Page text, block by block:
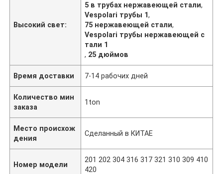
Высокий свет:
5 в трубах нержавеющей стали,
Vespolari трубы 1,
75 нержавеющей стали,
Vespolari трубы нержавеющей с
тали 1
, 25 дюймов
Время доставки 7-14 рабочих дней
Количество мин
заказа
1ton
Место происхож
дения
Сделанный в КИТАЕ
Номер модели
201 202 304 316 317 321 310 309 410
420